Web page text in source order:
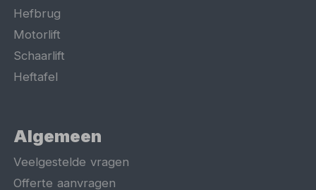
Hefbrug
Motorlift
Schaarlift
Heftafel
Algemeen
Veelgestelde vragen
Offerte aanvragen